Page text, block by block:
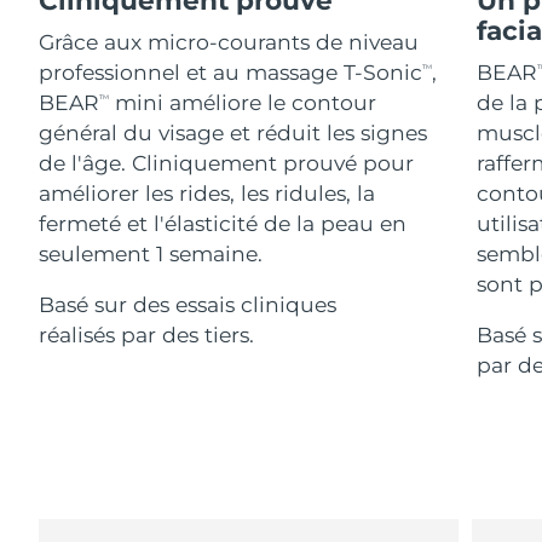
Grâce aux micro-courants de niveau
professionnel et au massage T-SonicTM,
BEARTM
mini améliore le contour
général du visage et réduit les signes
de l'âge. Cliniquement prouvé pour
améliorer les rides, les ridules, la
fermeté et l'élasticité de la peau en
seulement 1 semaine.
Basé sur des essais cliniques
réalisés par des tiers.
BEAR
de la
sont
Basé
par
For healthy hair
Cosmétiques Hommes
Acheter tout
À PROPROS
Israël 8/13/26
Italie Livraison estimée 8/9/26
Japon Livraison estimée 8/12/26
Jersey Livraison estimée 8/14/26
Kazakhstan 8/11/26
Koweït Livraison estimée
8/9/26